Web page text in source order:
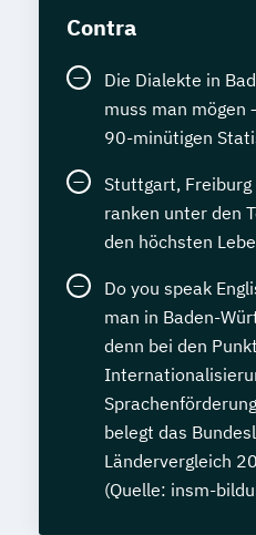
Contra
Die Dialekte in
muss man mögen
90-minütigen
Stuttgart,
ranken unter den
den höchsten
Do you speak
man in Baden-
denn bei den
belegt das
Ländervergleich
(Quelle: insm-